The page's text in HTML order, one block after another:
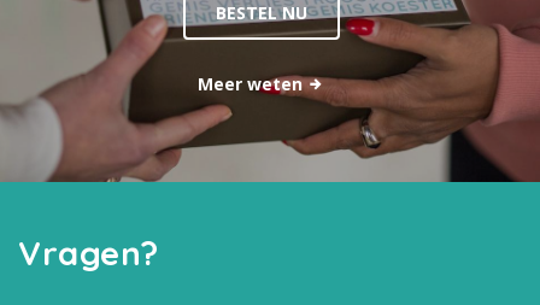
BESTEL NU
Meer weten
Vragen?